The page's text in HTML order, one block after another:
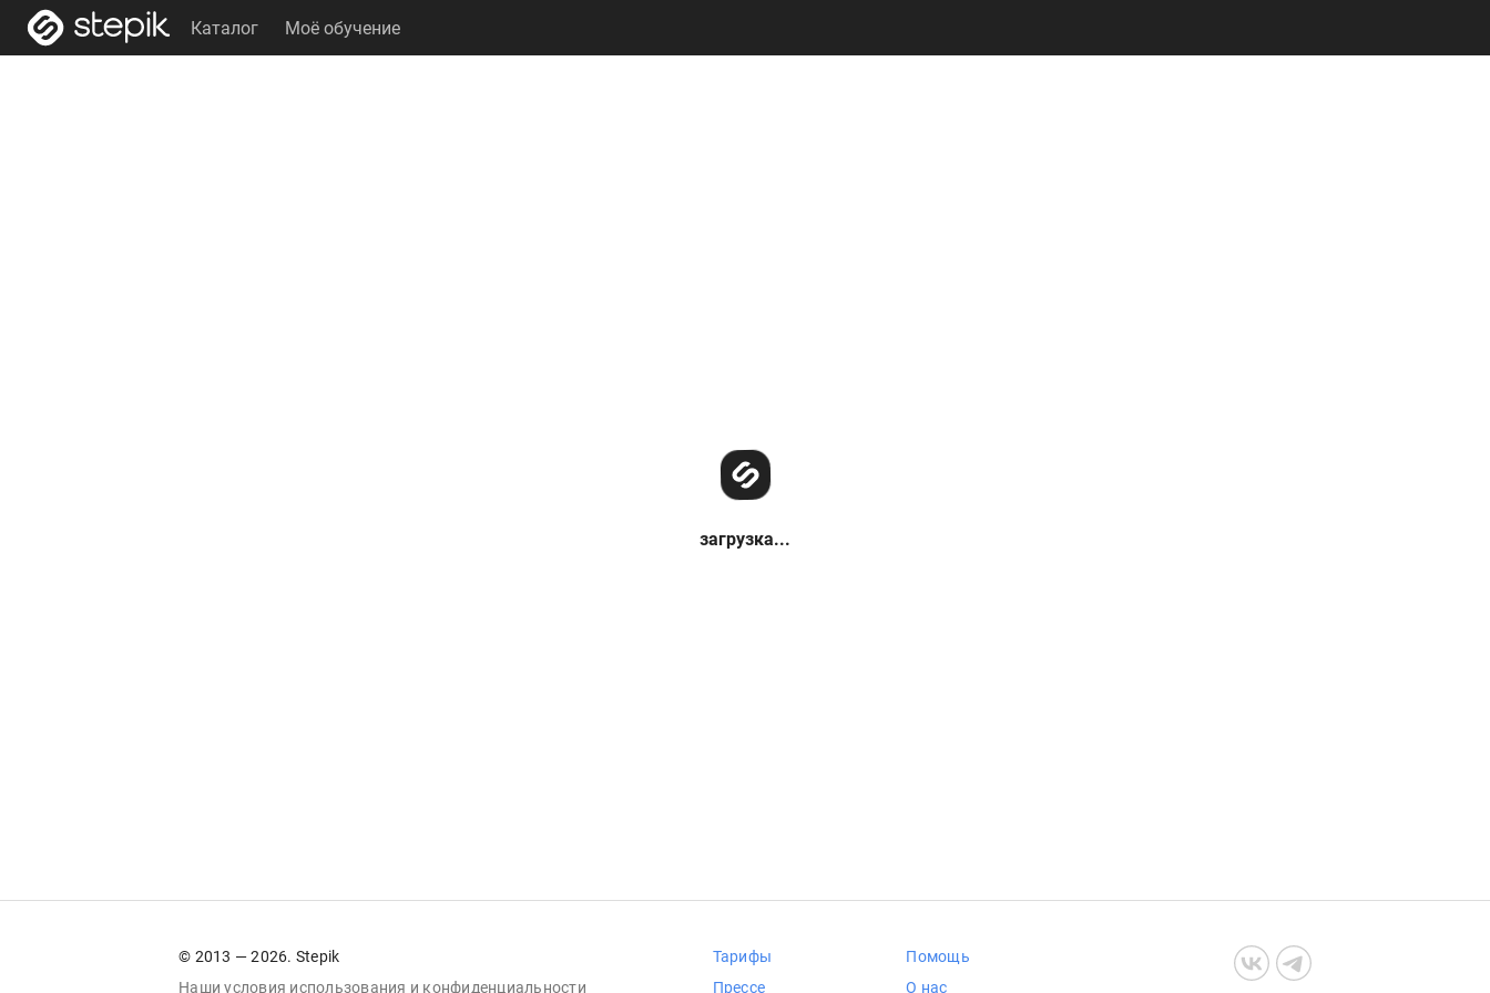
Каталог Моё обучение
загрузка...
© 2013 — 2026. Stepik
Наши условия использования и конфиденциальности
Тарифы
Прессе
Помощь
О нас